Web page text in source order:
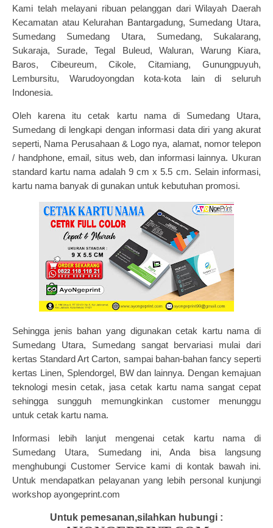
Kami telah melayani ribuan pelanggan dari Wilayah Daerah
Kecamatan atau Kelurahan Bantargadung, Sumedang Utara,
Sumedang Sumedang Utara, Sumedang, Sukalarang,
Sukaraja, Surade, Tegal Buleud, Waluran, Warung Kiara,
Baros, Cibeureum, Cikole, Citamiang, Gunungpuyuh,
Lembursitu, Warudoyongdan kota-kota lain di seluruh
Indonesia.
Oleh karena itucetak kartu namadi Sumedang Utara,
Sumedang di lengkapi dengan informasi data diri yang akurat
seperti, Nama Perusahaan & Logo nya, alamat, nomor telepon
/ handphone, email, situs web, dan informasi lainnya. Ukuran
standard kartu nama adalah 9 cm x 5.5 cm. Selain informasi,
kartu nama banyak di gunakan untuk kebutuhan promosi.
Sehingga jenis bahan yang digunakan cetak kartu nama di
Sumedang Utara, Sumedang sangat bervariasi mulai dari
kertas Standard Art Carton, sampai bahan-bahan fancy seperti
kertas Linen, Splendorgel, BW dan lainnya. Dengan kemajuan
teknologi mesin cetak, jasa cetak kartu nama sangat cepat
sehingga sungguh memungkinkan customer menunggu
untuk cetak kartu nama.
Informasi lebih lanjut mengenai cetak kartu nama di
Sumedang Utara, Sumedang ini, Anda bisa langsung
menghubungi Customer Service kami di kontak bawah ini.
Untuk mendapatkan pelayanan yang lebih personal kunjungi
workshop ayongeprint.com
Untuk pemesanan,silahkan hubungi :